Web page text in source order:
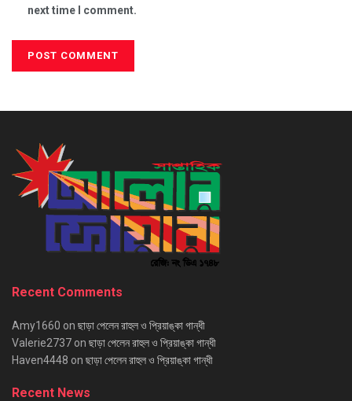
next time I comment.
Recent Comments
Amy1660 on ছাড়া পেলেন রাহুল ও প্রিয়াঙ্কা গান্ধী
Valerie2737 on ছাড়া পেলেন রাহুল ও প্রিয়াঙ্কা গান্ধী
Haven4448 on ছাড়া পেলেন রাহুল ও প্রিয়াঙ্কা গান্ধী
Recent News